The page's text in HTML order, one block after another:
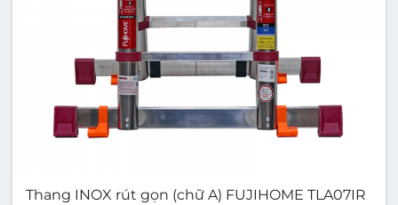
Thang INOX rút gọn (chữ A) FUJIHOME TLA07IR